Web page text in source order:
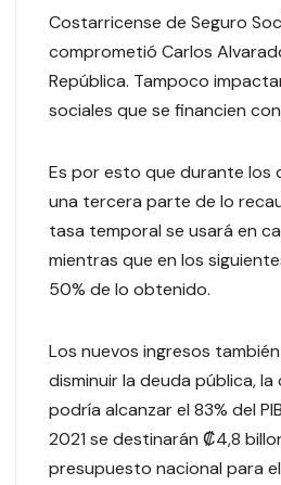
Costarricense de Seguro
comprometió Carlos
República. Tampoco
sociales que se financien
Es por esto que durante los
una tercera parte de lo
tasa temporal se usará en
mientras que en los
50% de lo obtenido.
Los nuevos ingresos
disminuir la deuda pública,
podría alcanzar el 83% del
2021 se destinarán ₡4,8
presupuesto nacional para